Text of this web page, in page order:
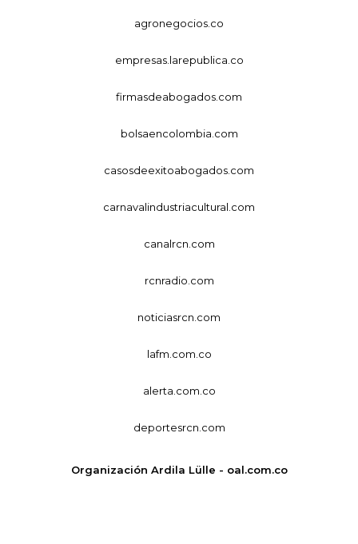
agronegocios.co
empresas.larepublica.co
firmasdeabogados.com
bolsaencolombia.com
casosdeexitoabogados.com
carnavalindustriacultural.com
canalrcn.com
rcnradio.com
noticiasrcn.com
lafm.com.co
alerta.com.co
deportesrcn.com
Organización Ardila Lülle - oal.com.co